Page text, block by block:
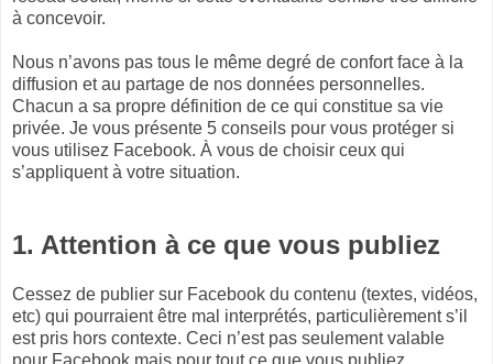
à concevoir.
Nous n’avons pas tous le même degré de confort face à la
diffusion et au partage de nos données personnelles.
Chacun a sa propre définition de ce qui constitue sa vie
privée. Je vous présente 5 conseils pour vous protéger si
vous utilisez Facebook. À vous de choisir ceux qui
s’appliquent à votre situation.
1. Attention à ce que vous publiez
Cessez de publier sur Facebook du contenu (textes, vidéos,
etc) qui pourraient être mal interprétés, particulièrement s’il
est pris hors contexte. Ceci n’est pas seulement valable
pour Facebook mais pour tout ce que vous publiez.